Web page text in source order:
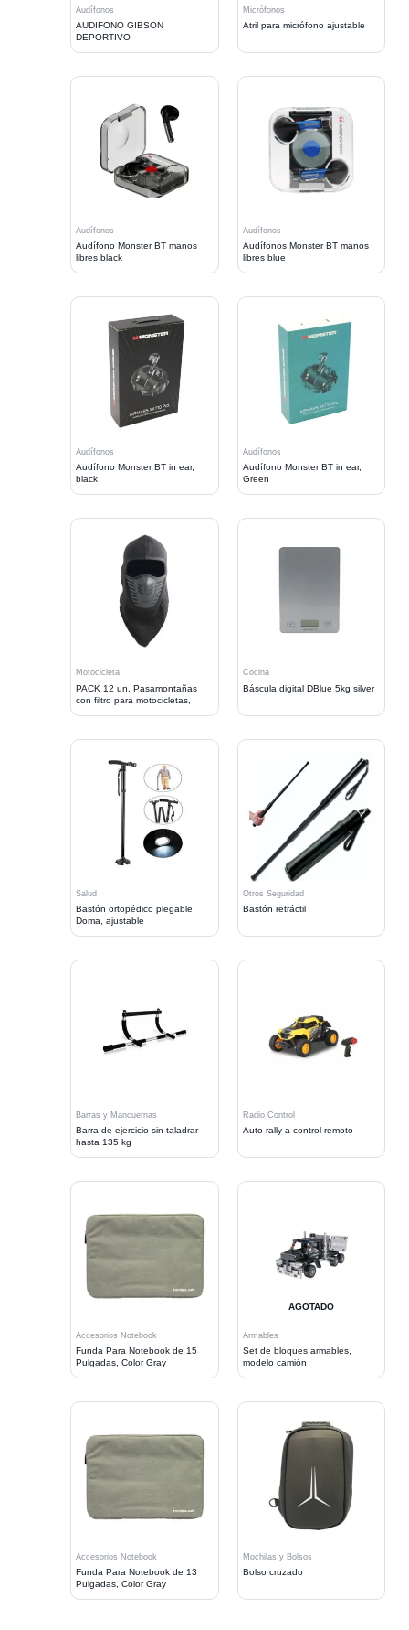
Audífonos
AUDIFONO GIBSON
DEPORTIVO
Micrófonos
Atril para micrófono ajustable
Audífonos
Audífono Monster BT manos
libres black
Audífonos
Audífonos Monster BT manos
libres blue
Audífonos
Audífono Monster BT in ear,
black
Audífonos
Audífono Monster BT in ear,
Green
Motocicleta
PACK 12 un. Pasamontañas
con filtro para motocicletas,
Cocina
Báscula digital DBlue 5kg silver
Salud
Bastón ortopédico plegable
Doma, ajustable
Otros Seguridad
Bastón retráctil
Barras y Mancuernas
Barra de ejercicio sin taladrar
hasta 135 kg
Radio Control
Auto rally a control remoto
Accesorios Notebook
Funda Para Notebook de 15
Pulgadas, Color Gray
AGOTADO
Armables
Set de bloques armables,
modelo camión
Accesorios Notebook
Funda Para Notebook de 13
Pulgadas, Color Gray
Mochilas y Bolsos
Bolso cruzado